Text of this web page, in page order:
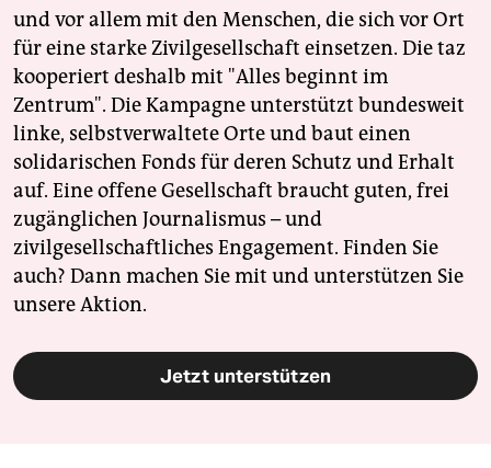
und vor allem mit den Menschen, die sich vor Ort
für eine starke Zivilgesellschaft einsetzen. Die taz
kooperiert deshalb mit "Alles beginnt im
Zentrum". Die Kampagne unterstützt bundesweit
linke, selbstverwaltete Orte und baut einen
solidarischen Fonds für deren Schutz und Erhalt
auf. Eine offene Gesellschaft braucht guten, frei
zugänglichen Journalismus – und
zivilgesellschaftliches Engagement. Finden Sie
auch? Dann machen Sie mit und unterstützen Sie
unsere Aktion.
Jetzt unterstützen